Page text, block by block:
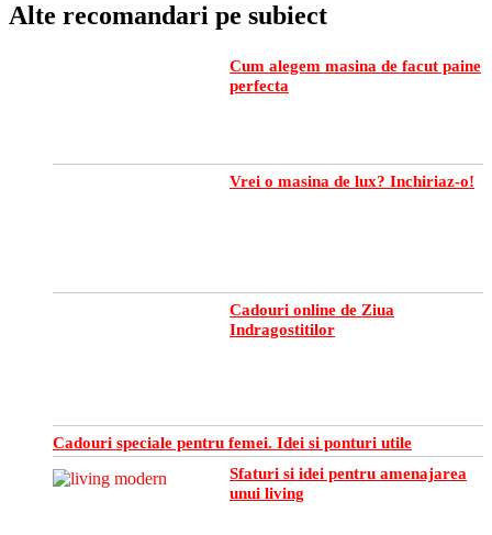
Alte recomandari pe subiect
Cum alegem masina de facut paine
perfecta
Vrei o masina de lux? Inchiriaz-o!
Cadouri online de Ziua
Indragostitilor
Cadouri speciale pentru femei. Idei si ponturi utile
Sfaturi si idei pentru amenajarea
unui living